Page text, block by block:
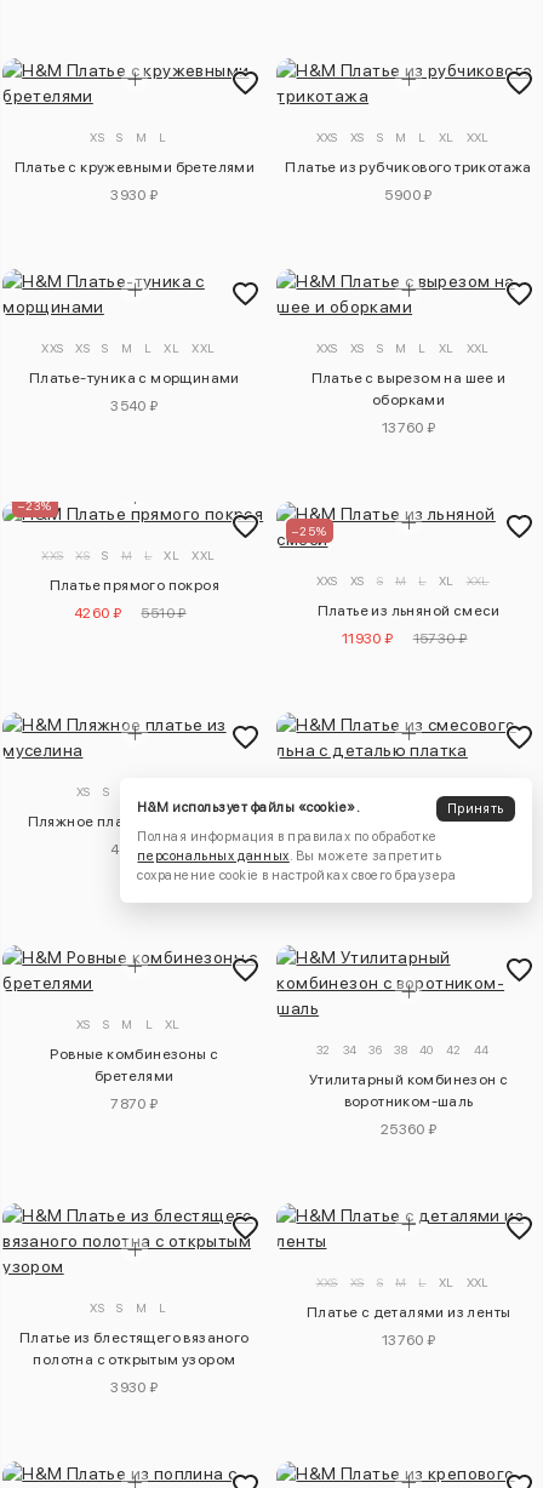
XS S M L
Платье с кружевными бретелями
3930 ₽
XXS XS S M L XL XXL
Платье из рубчикового трикотажа
5900 ₽
XXS XS S M L XL XXL
Платье-туника с морщинами
3540 ₽
XXS XS S M L XL XXL
Платье с вырезом на шее и
оборками
13760 ₽
–23%
XXS XS S M L XL XXL
Платье прямого покроя
4260 ₽
5510 ₽
–25%
XXS XS S M L XL XXL
Платье из льняной смеси
11930 ₽
15730 ₽
XS S
Пляжное платье из муселина
4920 ₽
Платье из смесового льна с
деталью платка
15730 ₽
XS S M L XL
Ровные комбинезоны с
бретелями
7870 ₽
32 34 36 38 40 42 44
Утилитарный комбинезон с
воротником-шаль
25360 ₽
XS S M L
Платье из блестящего вязаного
полотна с открытым узором
3930 ₽
XXS XS S M L XL XXL
Платье с деталями из ленты
13760 ₽
H&M использует файлы «cookie».
Принять
Полная информация в правилах по обработке
персональных данных. Вы можете запретить
сохранение cookie в настройках своего браузера